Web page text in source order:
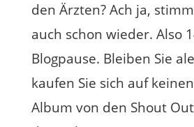
den Ärzten? Ach ja,
auch schon wieder. Also
Blogpause. Bleiben Sie
kaufen Sie sich auf
Album von den Shout